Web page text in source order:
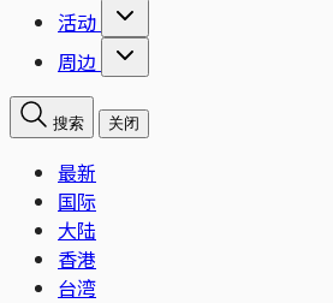
活动
周边
搜索 关闭
最新
国际
大陆
香港
台湾